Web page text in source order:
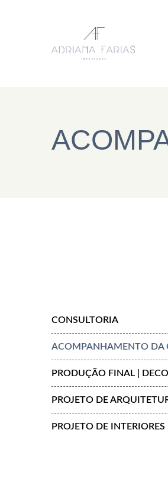
CONSULTORIA
ACOMPANHAMENTO DA
PRODUÇÃO FINAL |
PROJETO DE
PROJETO DE INTERIORES